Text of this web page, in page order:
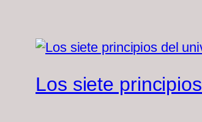
Los siete